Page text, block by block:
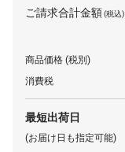
2000 個
2200 個
2400 個
ご請求合計金額(税込)
商品価格 (税別)
消費税
最短出荷日
(お届け日も指定可能)